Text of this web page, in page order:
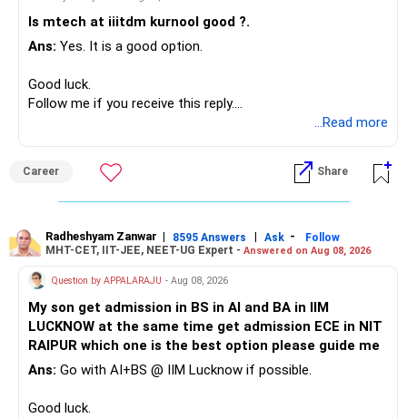
– Safe fixed-income investments for near-term expenses.
– Adequate bank liquidity for emergencies.
– A separate education corpus for your child.
» Childs Education
Therefore, this is your immediate financial priority.
Keep the education requirement separately identified.
If a large amount is required for higher education, plan this
Is mtech at iiitdm kurnool good ?.
Ans: Yes. It is a good option.
Good luck.
Follow me if you receive this reply.
...Read more
Career Share
Radheshyam Zanwar | 8595 Answers | Ask -
Follow
MHT-CET, IIT-JEE, NEET-UG Expert - Answered on Aug 08, 2026
Question by APPALARAJU - Aug 08, 2026
My son get admission in BS in AI and BA in IIM
LUCKNOW at the same time get admission ECE in NIT
RAIPUR which one is the best option please guide me
Ans: Go with AI+BS @ IIM Lucknow if possible.
Good luck.